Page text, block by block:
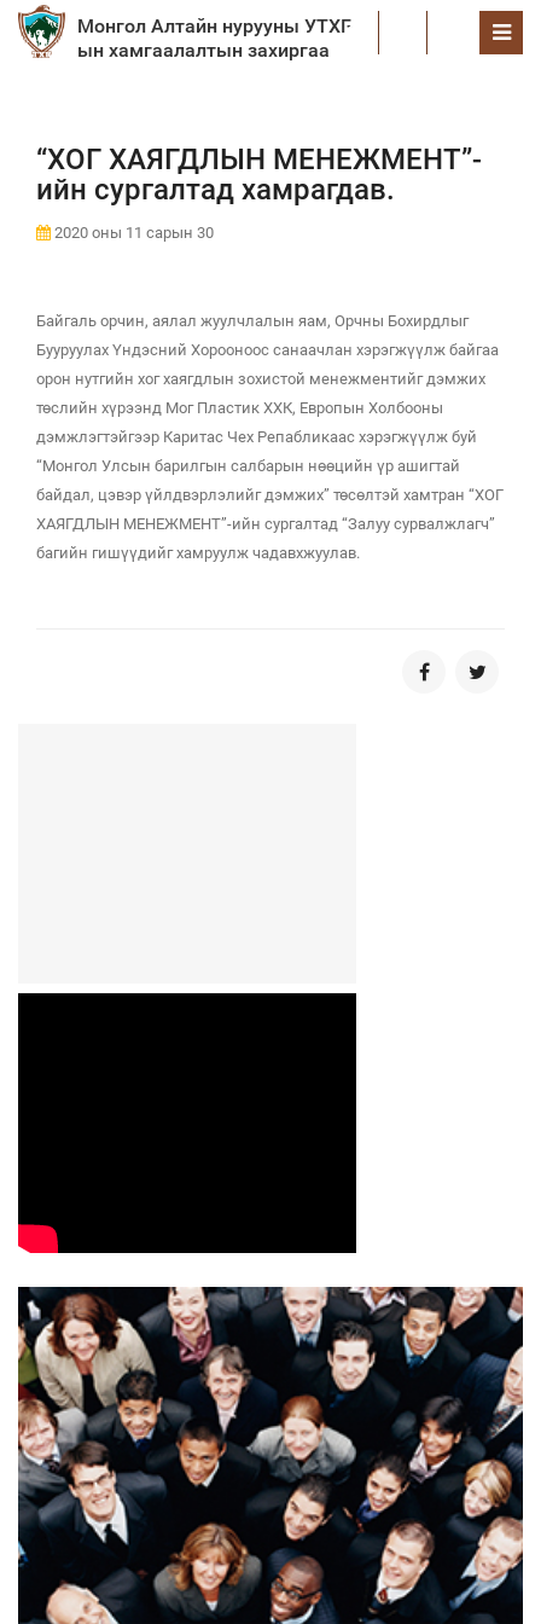
Монгол Алтайн нурууны УТХГ-
ын хамгаалалтын захиргаа
“ХОГ ХАЯГДЛЫН МЕНЕЖМЕНТ”-
ийн сургалтад хамрагдав.
2020 оны 11 сарын 30
Байгаль орчин, аялал жуулчлалын яам, Орчны Бохирдлыг
Бууруулах Үндэсний Хорооноос санаачлан хэрэгжүүлж байгаа
орон нутгийн хог хаягдлын зохистой менежментийг дэмжих
төслийн хүрээнд Мог Пластик ХХК, Европын Холбооны
дэмжлэгтэйгээр Каритас Чех Репабликаас хэрэгжүүлж буй
“Монгол Улсын барилгын салбарын нөөцийн үр ашигтай
байдал, цэвэр үйлдвэрлэлийг дэмжих” төсөлтэй хамтран “ХОГ
ХАЯГДЛЫН МЕНЕЖМЕНТ”-ийн сургалтад “Залуу сурвалжлагч”
багийн гишүүдийг хамруулж чадавхжуулав.